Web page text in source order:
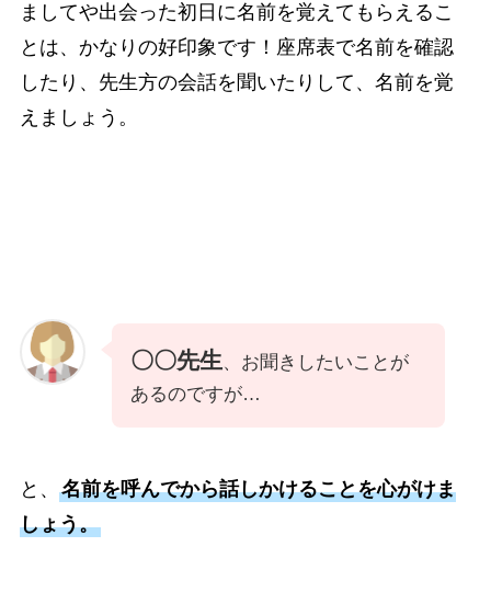
ましてや出会った初日に名前を覚えてもらえるこ
とは、かなりの好印象です！座席表で名前を確認
したり、先生方の会話を聞いたりして、名前を覚
えましょう。
〇〇先生、お聞きしたいことが
あるのですが…
と、 名前を呼んでから話しかけることを心がけま
しょう。